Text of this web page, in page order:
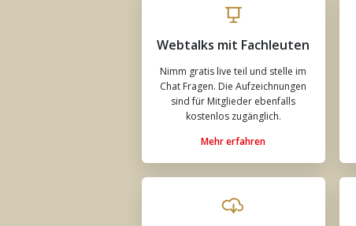
Webtalks mit Fachleuten
Nimm gratis live teil und stelle im
Chat Fragen. Die Aufzeichnungen
sind für Mitglieder ebenfalls
kostenlos zugänglich.
Mehr erfahren